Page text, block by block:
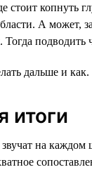
стоит
А
подводить
дальше и как.
итоги
на